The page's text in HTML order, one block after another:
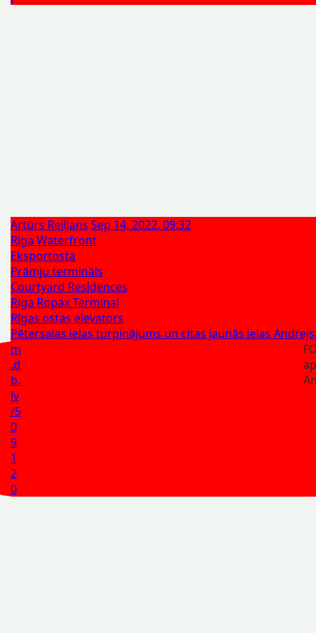
Artūrs Reiljans Sep 14, 2022, 09:32
Riga Waterfront
Eksportosta
Prāmju termināls
Courtyard Residences
Riga Ropax Terminal
Rīgas ostas elevators
Pētersalas ielas turpinājums un citas jaunās ielas
m
.d
b.
lv
/5
0
9
1
2
0